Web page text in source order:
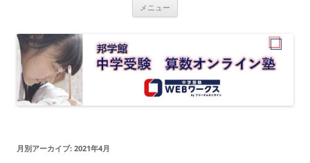
メニュー
月別アーカイブ: 2021年4月